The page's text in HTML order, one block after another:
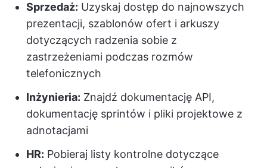
Sprzedaż: Uzyskaj dostęp do najnowszych
prezentacji, szablonów ofert i arkuszy
dotyczących radzenia sobie z
zastrzeżeniami podczas rozmów
telefonicznych
Inżynieria: Znajdź dokumentację API,
dokumentację sprintów i pliki projektowe z
adnotacjami
HR: Pobieraj listy kontrolne dotyczące